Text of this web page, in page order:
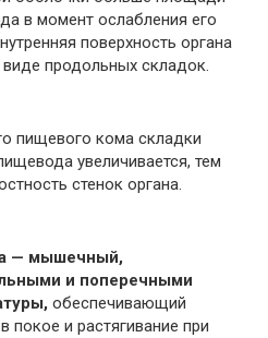
в момент ослабления его
поверхность органа
продольных складок.
пищевого кома складки
увеличивается, тем
стенок органа.
— мышечный,
и поперечными
обеспечивающий
покое и растягивание при